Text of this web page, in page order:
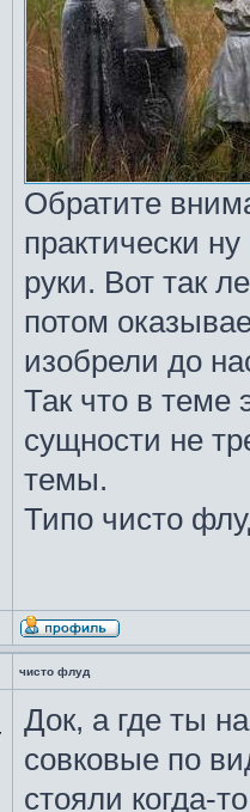
Обратите
практически
руки. Вот так
потом
изобрели до
Так что в теме
сущности не
темы.
Типо чисто
чисто флуд
Док, а где ты
совковые по
стояли когда-